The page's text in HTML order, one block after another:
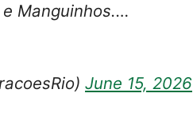
Manguinhos.…
June 15, 2026